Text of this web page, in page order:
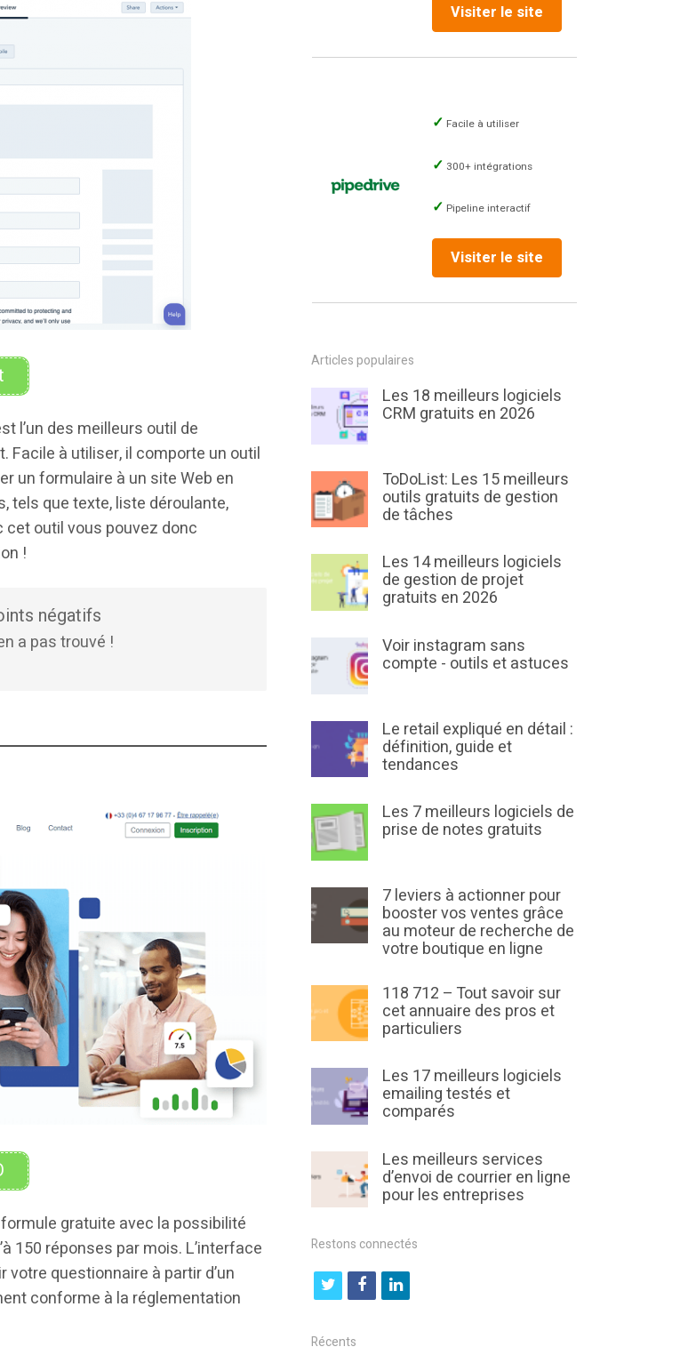
l’un des meilleurs outil de
Facile à utiliser, il comporte un outil
un formulaire à un site Web en
tels que texte, liste déroulante,
cet outil vous pouvez donc
!
négatifs
a pas trouvé !
gratuite avec la possibilité
150 réponses par mois. L’interface
questionnaire à partir d’un
conforme à la réglementation
Visiter le site
Facile à utiliser
300+ intégrations
Pipeline interactif
Visiter le site
Articles populaires
Les 18 meilleurs logiciels
CRM gratuits en 2026
ToDoList: Les 15 meilleurs
outils gratuits de gestion
de tâches
Les 14 meilleurs logiciels
de gestion de projet
gratuits en 2026
Voir instagram sans
compte - outils et astuces
Le retail expliqué en détail :
définition, guide et
tendances
Les 7 meilleurs logiciels de
prise de notes gratuits
7 leviers à actionner pour
booster vos ventes grâce
au moteur de recherche de
votre boutique en ligne
118 712 – Tout savoir sur
cet annuaire des pros et
particuliers
Les 17 meilleurs logiciels
emailing testés et
comparés
Les meilleurs services
d’envoi de courrier en ligne
pour les entreprises
Restons connectés
t
i
f
l
Récents